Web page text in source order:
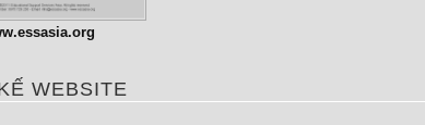
WEBSITE